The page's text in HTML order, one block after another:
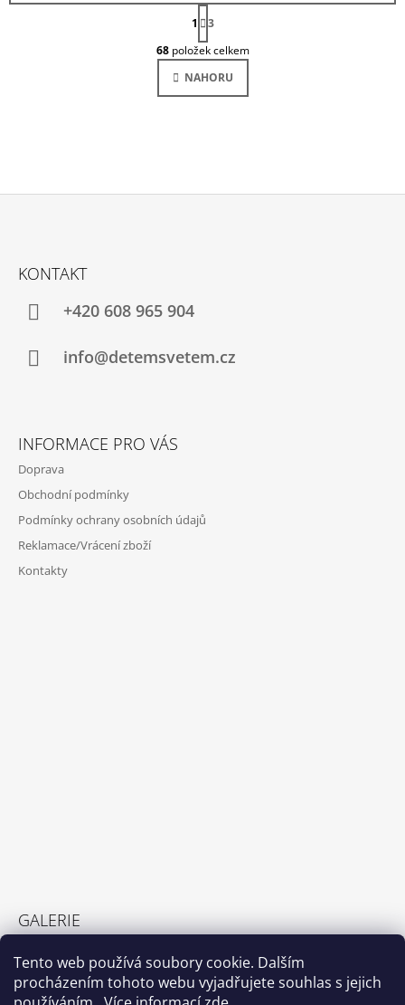
Tento web používá soubory cookie. Dalším
procházením tohoto webu vyjadřujete souhlas s jejich
O
V
L
Á
R
S
T
R
Á
N
K
O
1
3
68položek celkem
NAHORU
KONTAKT
+420 608 965 904
info@detemsvetem.cz
INFORMACE PRO VÁS
Doprava
Obchodní podmínky
Podmínky ochrany osobních údajů
Reklamace/Vrácení zboží
Kontakty
GALERIE
23.2.2022